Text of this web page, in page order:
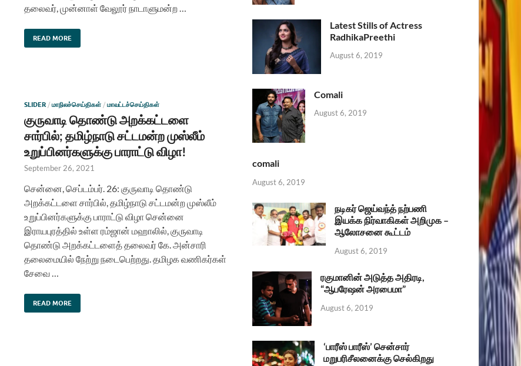
தலைவர், முன்னாள் வேலூர் நாடாளுமன்ற …
READ MORE
SLIDER / மாநிலச்செய்திகள் / மாவட்டச்செய்திகள்
குருவாடி தொண்டு அறக்கட்டளை
சார்பில்; தமிழ்நாடு சட்டமன்ற முஸ்லீம்
உறுப்பினர்களுக்கு பாராட்டு விழா!
September 26, 2021
சென்னை, செப்டம்பர். 26: குருவாடி தொண்டு
அறக்கட்டளை சார்பில், தமிழ்நாடு சட்டமன்ற முஸ்லீம்
உறுப்பினர்களுக்கு பாராட்டு விழா சென்னை
இராயபுரத்தில் உள்ள ரம்ஜான் மஹாலில், குருவாடி
தொண்டு அறக்கட்டளைத் தலைவர் கே. அன்சாரி
தலைமையில் நேற்று நடைபெற்றது. தமிழக வணிகர்கள்
சேவை …
READ MORE
Latest Stills of Actress
RadhikaPreethi
August 6, 2019
Comali
August 6, 2019
comali
August 6, 2019
நடிகர் ஜெய்வந்த் நற்பணி
இயக்க நிர்வாகிகள் அறிமுக –
ஆலோசனை கூட்டம்
August 6, 2019
ரகுமானின் அடுத்த அதிரடி,
“ஆபரேஷன் அரபைமா”
August 6, 2019
‘பாரீஸ் பாரீஸ்’ சென்சார்
மறுபரிசீலனைக்கு செல்கிறது